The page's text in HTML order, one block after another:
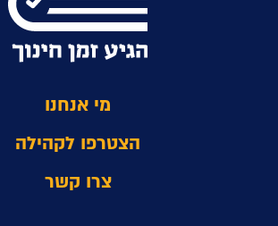
מי אנחנו
הצטרפו לקהילה
צרו קשר